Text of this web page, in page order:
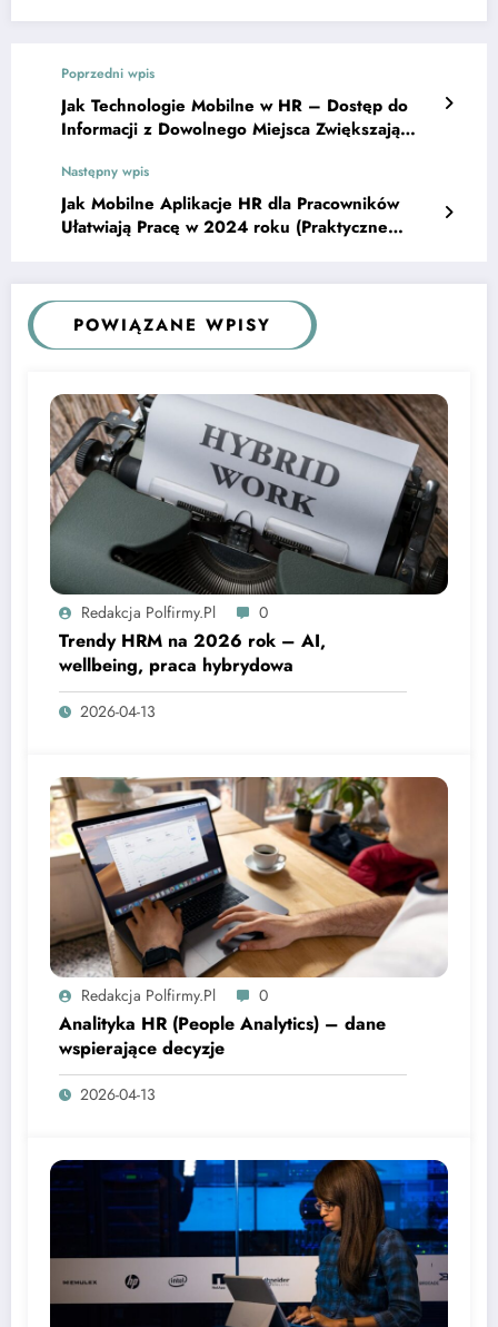
Poprzedni wpis
Jak Technologie Mobilne w HR – Dostęp do
Informacji z Dowolnego Miejsca Zwiększają
Następny wpis
Jak Mobilne Aplikacje HR dla Pracowników
Ułatwiają Pracę w 2024 roku (Praktyczne
POWIĄZANE WPISY
Redakcja Polfirmy.pl 0
Trendy HRM na 2026 rok – AI,
wellbeing, praca hybrydowa
2026-04-13
Redakcja Polfirmy.pl 0
Analityka HR (People Analytics) – dane
wspierające decyzje
2026-04-13